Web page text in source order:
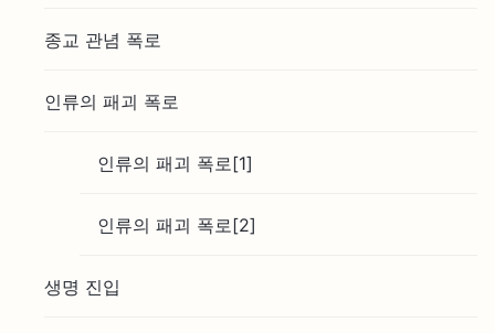
종교 관념 폭로
인류의 패괴 폭로
인류의 패괴 폭로[1]
인류의 패괴 폭로[2]
생명 진입